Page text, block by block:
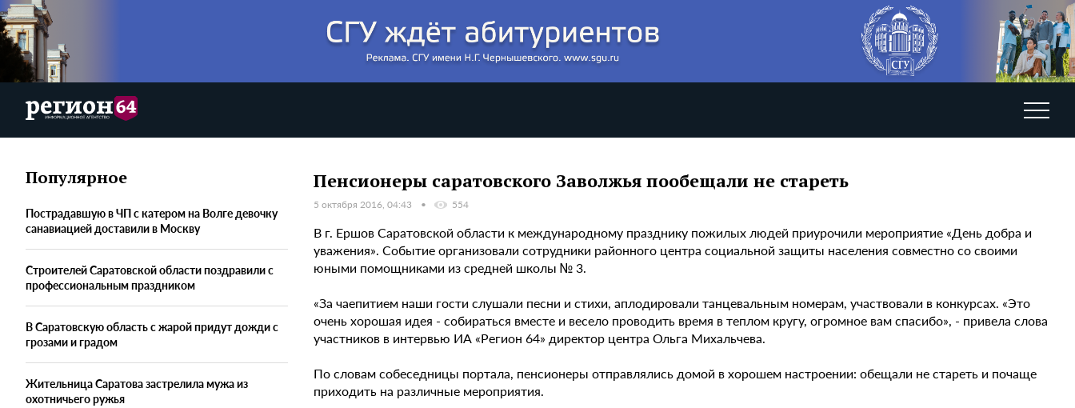
Популярное
Пострадавшую в ЧП с катером на Волге девочку
санавиацией доставили в Москву
Строителей Саратовской области поздравили с
профессиональным праздником
В Саратовскую область с жарой придут дожди с
грозами и градом
Жительница Саратова застрелила мужа из
охотничьего ружья
Пенсионеры саратовского Заволжья пообещали не стареть
5 октября 2016, 04:43 554
В г. Ершов Саратовской области к международному празднику пожилых людей приурочили мероприятие «День добра и
уважения». Событие организовали сотрудники районного центра социальной защиты населения совместно со своими
юными помощниками из средней школы № 3.
«За чаепитием наши гости слушали песни и стихи, аплодировали танцевальным номерам, участвовали в конкурсах. «Это
очень хорошая идея - собираться вместе и весело проводить время в теплом кругу, огромное вам спасибо», - привела слова
участников в интервью ИА «Регион 64» директор центра Ольга Михальчева.
По словам собеседницы портала, пенсионеры отправлялись домой в хорошем настроении: обещали не стареть и почаще
приходить на различные мероприятия.